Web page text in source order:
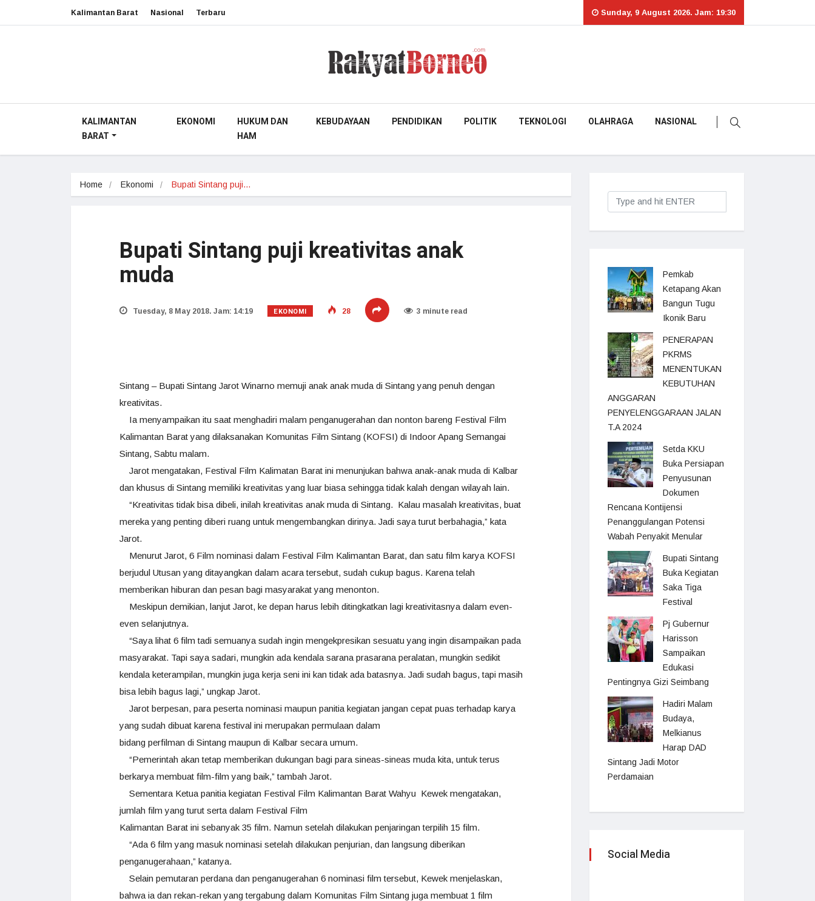
Kalimantan Barat Nasional Terbaru Sunday, 9 August 2026. Jam: 19:30
KALIMANTAN
BARAT
EKONOMI
HUKUM DAN
HAM
KEBUDAYAAN PENDIDIKAN POLITIK TEKNOLOGI OLAHRAGA NASIONAL
Home Ekonomi Bupati Sintang puji…
Bupati Sintang puji kreativitas anak
muda
Tuesday, 8 May 2018. Jam: 14:19 EKONOMI 28 3 minute read
Sintang – Bupati Sintang Jarot Winarno memuji anak anak muda di Sintang yang penuh dengan
kreativitas.
Ia menyampaikan itu saat menghadiri malam penganugerahan dan nonton bareng Festival Film
Kalimantan Barat yang dilaksanakan Komunitas Film Sintang (KOFSI) di Indoor Apang Semangai
Sintang, Sabtu malam.
Jarot mengatakan, Festival Film Kalimatan Barat ini menunjukan bahwa anak-anak muda di Kalbar
dan khusus di Sintang memiliki kreativitas yang luar biasa sehingga tidak kalah dengan wilayah lain.
“Kreativitas tidak bisa dibeli, inilah kreativitas anak muda di Sintang. Kalau masalah kreativitas, buat
mereka yang penting diberi ruang untuk mengembangkan dirinya. Jadi saya turut berbahagia,” kata
Jarot.
Menurut Jarot, 6 Film nominasi dalam Festival Film Kalimantan Barat, dan satu film karya KOFSI
berjudul Utusan yang ditayangkan dalam acara tersebut, sudah cukup bagus. Karena telah
memberikan hiburan dan pesan bagi masyarakat yang menonton.
Meskipun demikian, lanjut Jarot, ke depan harus lebih ditingkatkan lagi kreativitasnya dalam even-
even selanjutnya.
“Saya lihat 6 film tadi semuanya sudah ingin mengekpresikan sesuatu yang ingin disampaikan pada
masyarakat. Tapi saya sadari, mungkin ada kendala sarana prasarana peralatan, mungkin sedikit
kendala keterampilan, mungkin juga kerja seni ini kan tidak ada batasnya. Jadi sudah bagus, tapi masih
bisa lebih bagus lagi,” ungkap Jarot.
Jarot berpesan, para peserta nominasi maupun panitia kegiatan jangan cepat puas terhadap karya
yang sudah dibuat karena festival ini merupakan permulaan dalam
bidang perfilman di Sintang maupun di Kalbar secara umum.
“Pemerintah akan tetap memberikan dukungan bagi para sineas-sineas muda kita, untuk terus
berkarya membuat film-film yang baik,” tambah Jarot.
Sementara Ketua panitia kegiatan Festival Film Kalimantan Barat Wahyu Kewek mengatakan,
jumlah film yang turut serta dalam Festival Film
Kalimantan Barat ini sebanyak 35 film. Namun setelah dilakukan penjaringan terpilih 15 film.
“Ada 6 film yang masuk nominasi setelah dilakukan penjurian, dan langsung diberikan
penganugerahaan,” katanya.
Selain pemutaran perdana dan penganugerahan 6 nominasi film tersebut, Kewek menjelaskan,
bahwa ia dan rekan-rekan yang tergabung dalam Komunitas Film Sintang juga membuat 1 film
Pemkab
Ketapang Akan
Bangun Tugu
Ikonik Baru
PENERAPAN
PKRMS
MENENTUKAN
KEBUTUHAN
ANGGARAN
PENYELENGGARAAN JALAN
T.A 2024
Setda KKU
Buka Persiapan
Penyusunan
Dokumen
Rencana Kontijensi
Penanggulangan Potensi
Wabah Penyakit Menular
Bupati Sintang
Buka Kegiatan
Saka Tiga
Festival
Pj Gubernur
Harisson
Sampaikan
Edukasi
Pentingnya Gizi Seimbang
Hadiri Malam
Budaya,
Melkianus
Harap DAD
Sintang Jadi Motor
Perdamaian
Social Media